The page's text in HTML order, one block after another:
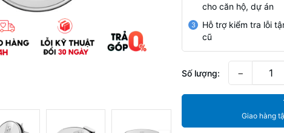
cho căn hộ, dự án
3
Hỗ trợ kiểm tra lỗi
cũ
Số lượng: −
Giao hàng